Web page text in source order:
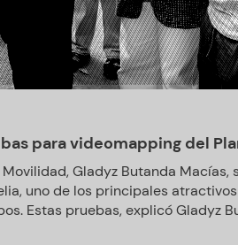
para videomapping del
Gladyz Butanda Macías,
uno de los principales
Estas pruebas, explicó Gladyz